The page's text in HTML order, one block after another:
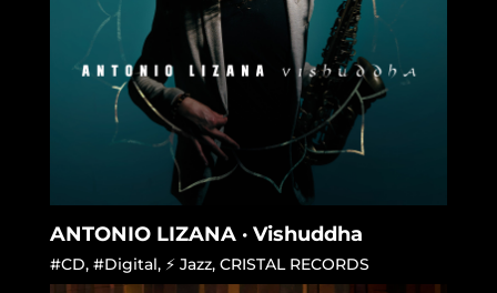
ANTONIO LIZANA · Vishuddha
#CD, #Digital, ⚡ Jazz, CRISTAL RECORDS